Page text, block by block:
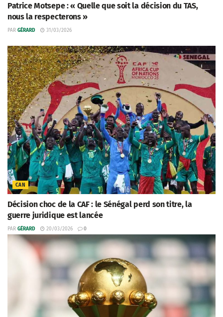
Patrice Motsepe : « Quelle que soit la décision du TAS,
nous la respecterons »
PAR GÉRARD 31/03/2026
CAN
Décision choc de la CAF : le Sénégal perd son titre, la
guerre juridique est lancée
PAR GÉRARD 20/03/2026 0